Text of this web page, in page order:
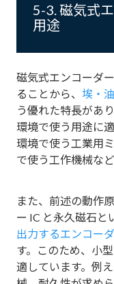
5-3. 磁気式
用途
磁気式エンコーダ
ることから、 埃・
う優れた特長があ
環境で使う用途に
環境で使う工業用
で使う工作機械な
また、前述の動作
ー IC と永久磁石と
出力するエンコー
す。このため、小
適しています。例